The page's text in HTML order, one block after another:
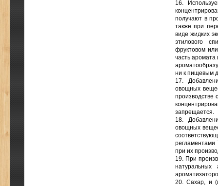
16.
получают в
также при
виде жидких
этилового
фруктовом
часть
ни к пищевым
17.
овощных
производстве
запрещается.
18.
овощных
регламентами
при их
19. При
20. Сахар, и